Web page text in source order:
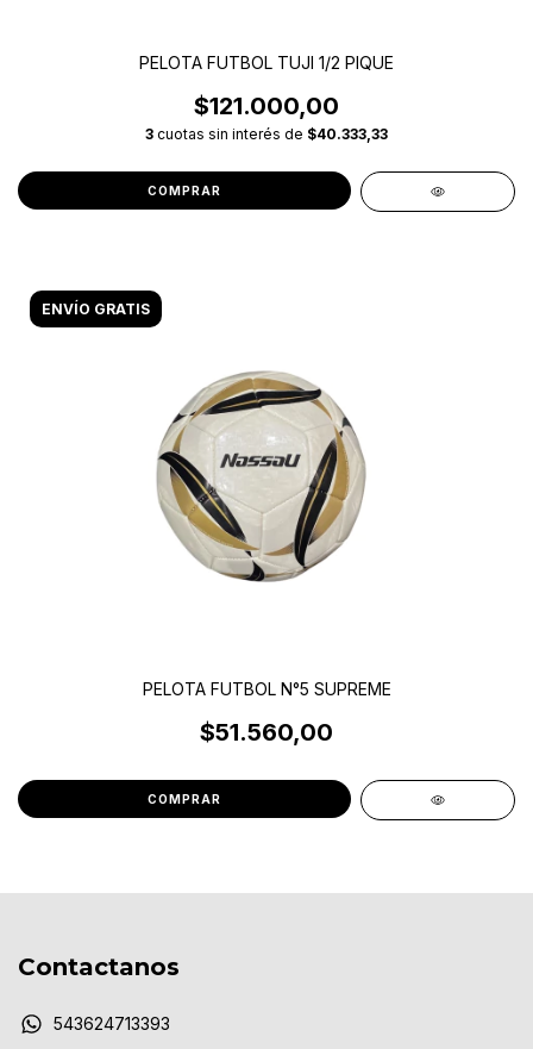
PELOTA FUTBOL TUJI 1/2 PIQUE
$121.000,00
3 cuotas sin interés de $40.333,33
ENVÍO GRATIS
PELOTA FUTBOL N°5 SUPREME
$51.560,00
Contactanos
543624713393